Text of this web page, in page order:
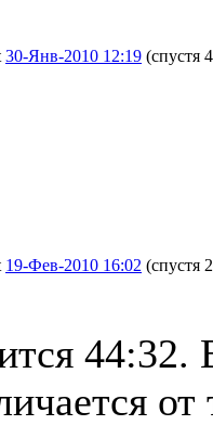
30-Янв-2010 12:19 (спустя
19-Фев-2010 16:02 (спустя